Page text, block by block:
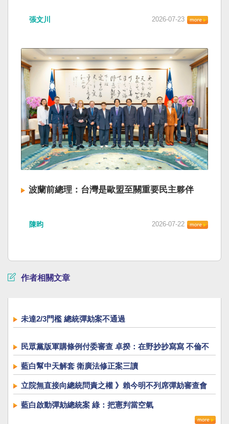
張文川 2026-07-23
波蘭前總理：台灣是歐盟至關重要民主夥伴
陳昀 2026-07-22
作者相關文章
未達2/3門檻 總統彈劾案不通過
民眾黨版軍購條例付委審查 卓揆：在野抄抄寫寫 不倫不
類
藍白幫中天解套 衛廣法修正案三讀
立院無直接向總統問責之權 》賴今明不列席彈劾審查會
藍白啟動彈劾總統案 綠：把憲判當空氣